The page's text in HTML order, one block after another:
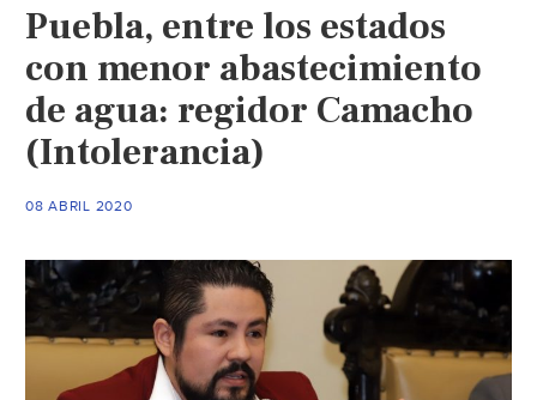
Puebla, entre los estados
con menor abastecimiento
de agua: regidor Camacho
(Intolerancia)
08 ABRIL 2020